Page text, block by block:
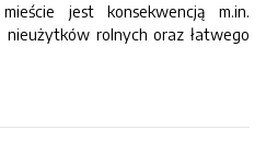
jest konsekwencją m.in.
rolnych oraz łatwego